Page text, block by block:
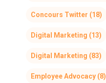
Concours Twitter (18)
Digital Marketing (13)
Digital Marketing (83)
Employee Advocacy(8)